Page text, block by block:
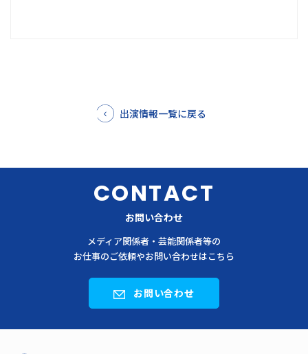
出演情報一覧に戻る
CONTACT
お問い合わせ
メディア関係者・芸能関係者等の
お仕事のご依頼やお問い合わせはこちら
お問い合わせ